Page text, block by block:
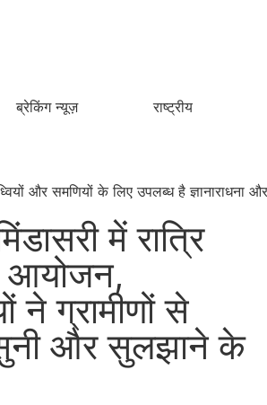
ब्रेकिंग न्यूज़ राष्ट्रीय
और समणियों के लिए उपलब्ध है
में रात्रि
आयोजन,
ने ग्रामीणों से
और सुलझाने के